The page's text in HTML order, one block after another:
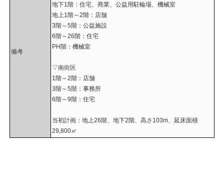
備考
地下1階：住宅、商業、公益用駐輪場、機械室
地上1階～2階：店舗
3階～5階：公益施設
6階～26階：住宅
PH階：機械室
▽南街区
1階～2階：店舗
3階～5階：事務所
6階～9階：住宅
当初計画：地上26階、地下2階、高さ103m、延床面積
29,800㎡